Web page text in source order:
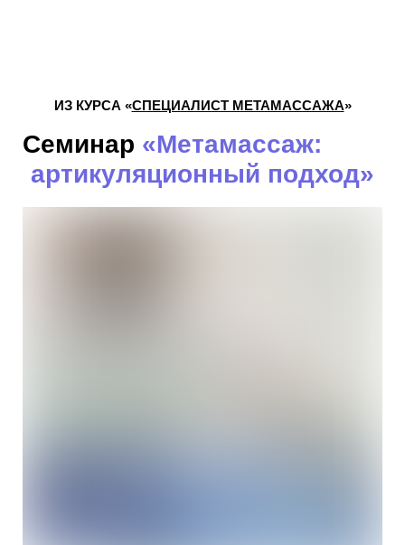
ИЗ КУРСА «СПЕЦИАЛИСТ МЕТАМАССАЖА»
Семинар «Метамассаж:
артикуляционный подход»